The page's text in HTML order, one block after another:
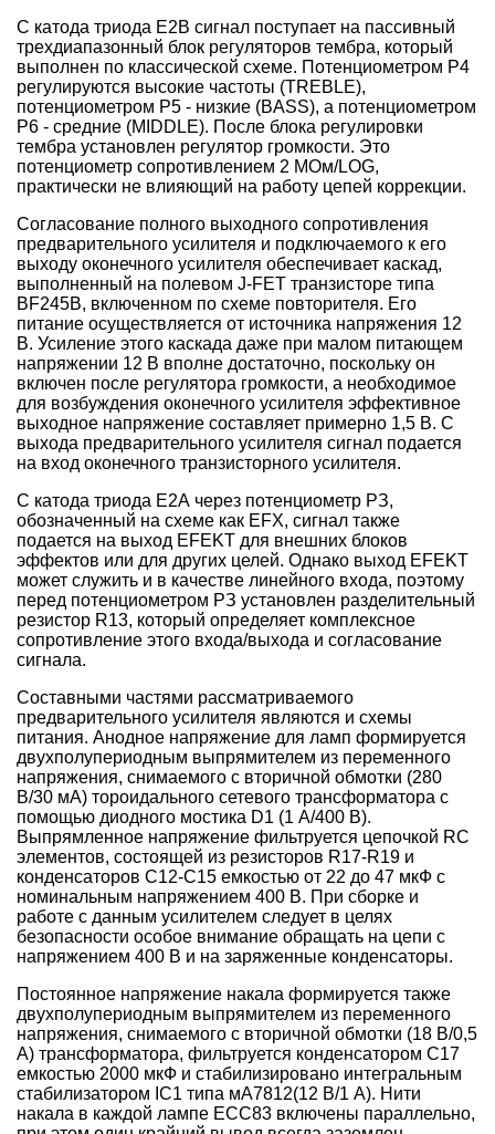
С катода триода Е2В сигнал поступает на пассивный
трехдиапазонный блок регуляторов тембра, который
выполнен по классической схеме. Потенциометром Р4
регулируются высокие частоты (TREBLE),
потенциометром Р5 - низкие (BASS), а потенциометром
Р6 - средние (MIDDLE). После блока регулировки
тембра установлен регулятор громкости. Это
потенциометр сопротивлением 2 МОм/LOG,
практически не влияющий на работу цепей коррекции.
Согласование полного выходного сопротивления
предварительного усилителя и подключаемого к его
выходу оконечного усилителя обеспечивает каскад,
выполненный на полевом J-FET транзисторе типа
BF245B, включенном по схеме повторителя. Его
питание осуществляется от источника напряжения 12
В. Усиление этого каскада даже при малом питающем
напряжении 12 В вполне достаточно, поскольку он
включен после регулятора громкости, а необходимое
для возбуждения оконечного усилителя эффективное
выходное напряжение составляет примерно 1,5 В. С
выхода предварительного усилителя сигнал подается
на вход оконечного транзисторного усилителя.
С катода триода Е2А через потенциометр РЗ,
обозначенный на схеме как EFX, сигнал также
подается на выход EFEKT для внешних блоков
эффектов или для других целей. Однако выход EFEKT
может служить и в качестве линейного входа, поэтому
перед потенциометром РЗ установлен разделительный
резистор R13, который определяет комплексное
сопротивление этого входа/выхода и согласование
сигнала.
Составными частями рассматриваемого
предварительного усилителя являются и схемы
питания. Анодное напряжение для ламп формируется
двухполупериодным выпрямителем из переменного
напряжения, снимаемого с вторичной обмотки (280
В/30 мА) тороидального сетевого трансформатора с
помощью диодного мостика D1 (1 А/400 В).
Выпрямленное напряжение фильтруется цепочкой RC
элементов, состоящей из резисторов R17-R19 и
конденсаторов С12-С15 емкостью от 22 до 47 мкФ с
номинальным напряжением 400 В. При сборке и
работе с данным усилителем следует в целях
безопасности особое внимание обращать на цепи с
напряжением 400 В и на заряженные конденсаторы.
Постоянное напряжение накала формируется также
двухполупериодным выпрямителем из переменного
напряжения, снимаемого с вторичной обмотки (18 В/0,5
А) трансформатора, фильтруется конденсатором С17
емкостью 2000 мкФ и стабилизировано интегральным
стабилизатором IC1 типа мА7812(12 В/1 А). Нити
накала в каждой лампе ЕСС83 включены параллельно,